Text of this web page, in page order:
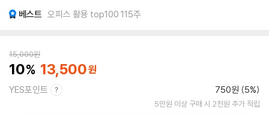
베스트 오피스 활용 top100 115주
15,000원
10 13,500
YES포인트 750원 (5%)
5만원 이상 구매 시 2천원 추가 적립